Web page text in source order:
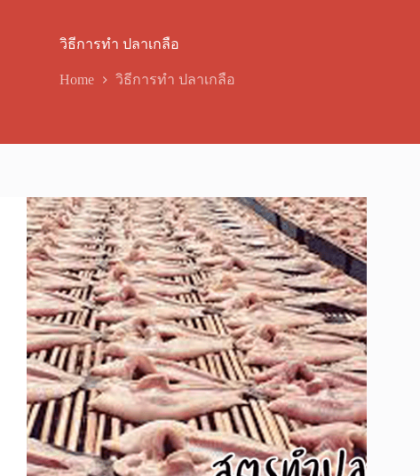
วิธีการทํา ปลาเกลือ
Home วิธีการทํา ปลาเกลือ